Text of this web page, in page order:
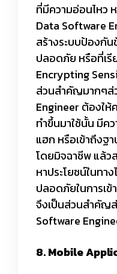
ที่มีความอ่อนไหว
Data Software
สร้างระบบป้องกั
ปลอดภัย หรือที่เรี
Encrypting
ส่วนสำคัญมากๆส่
Engineer ต้องให้
ทำขึ้นมาใช้นั้น มีค
แฮก หรือเข้าถึงฐ
โดยมิจฉาชีพ แล้ว
หาประโยชน์ในทา
ปลอดภัยในการเ
จึงเป็นส่วนสำคัญ
Software
8. Mobile